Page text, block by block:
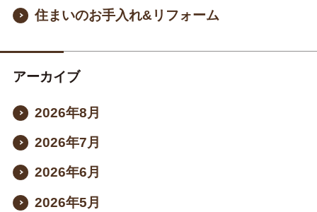
住まいのお手入れ&リフォーム
アーカイブ
2026年8月
2026年7月
2026年6月
2026年5月